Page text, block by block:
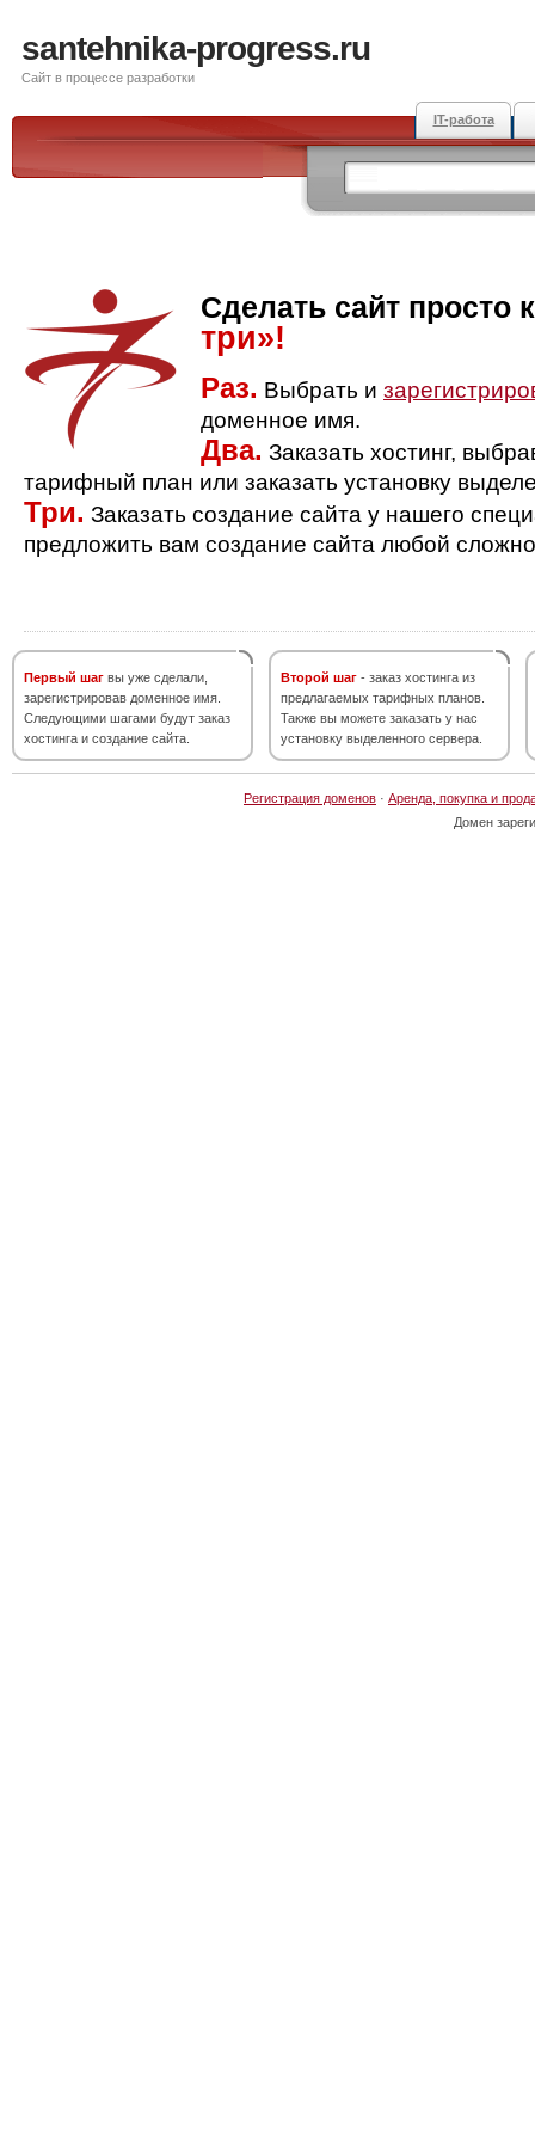
santehnika-progress.ru
Сайт в процессе разработки
IT-работа
Сделать сайт просто
три»!
Раз. Выбрать и
доменное имя.
Два. Заказать хостинг,
тарифный план или заказать установку
Три. Заказать создание сайта у нашего
предложить вам создание сайта любой
Первый шаг вы уже сделали,
зарегистрировав доменное имя.
Следующими шагами будут заказ
хостинга и создание сайта.
Второй шаг - заказ хостинга из
предлагаемых тарифных планов.
Также вы можете заказать у нас
установку выделенного сервера.
Регистрация доменов · Аренда, покупка и
Домен